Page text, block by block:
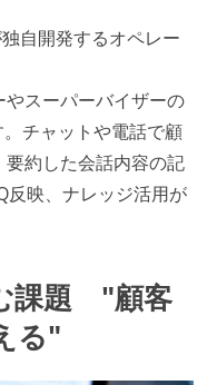
自開発するオペレー
スーパーバイザーの
チャットや電話で顧
約した会話内容の記
反映、ナレッジ活用が
課題 "顧客
る"